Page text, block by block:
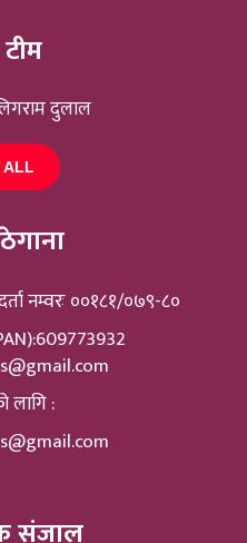
टीम
दुलाल
ALL
नम्वरः ००१८१/०७९-८०
लागि :